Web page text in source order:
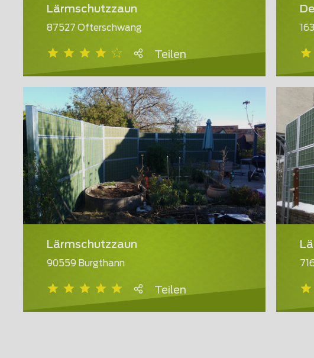
Lärmschutzzaun
87527 Ofterschwang
Teilen
Lärmschutzzaun
90559 Burgthann
Teilen